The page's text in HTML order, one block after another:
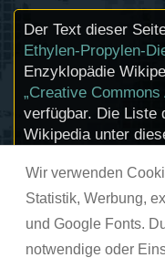
Wir verwenden
Statistik, Werbung,
und Google Fonts.
notwendige oder
Der Text dieser
Ethylen-Propylen-
Enzyklopädie
„Creative
verfügbar. Die Liste
Wikipedia unter
Informationen zu
Lizenzstatus
(etwa Bilder oder
durch Anklicken